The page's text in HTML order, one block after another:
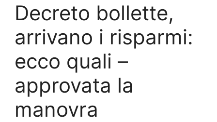
Decreto bollette,
arrivano i risparmi:
ecco quali –
approvata la
manovra